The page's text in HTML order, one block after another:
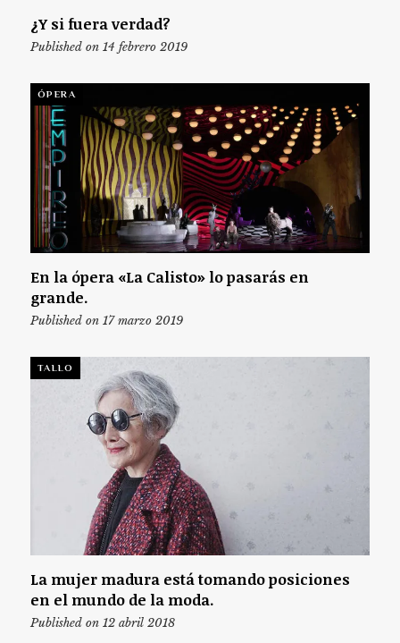
¿Y si fuera verdad?
Published on 14 febrero 2019
ÓPERA
En la ópera «La Calisto» lo pasarás en
grande.
Published on 17 marzo 2019
TALLO
La mujer madura está tomando posiciones
en el mundo de la moda.
Published on 12 abril 2018